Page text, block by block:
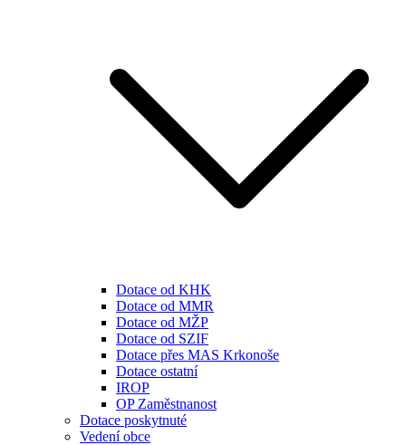
Dotace od KHK
Dotace od MMR
Dotace od MŽP
Dotace od SZIF
Dotace přes MAS Krkonoše
Dotace ostatní
IROP
OP Zaměstnanost
Dotace poskytnuté
Vedení obce